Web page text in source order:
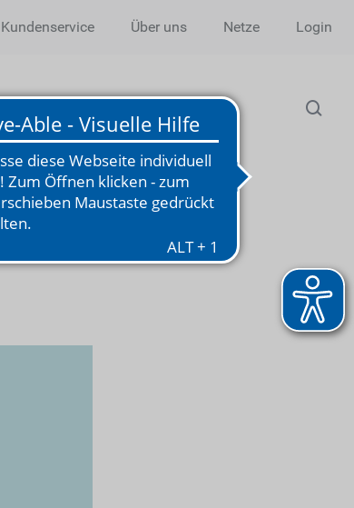
Kundenservice Über uns Netze Login